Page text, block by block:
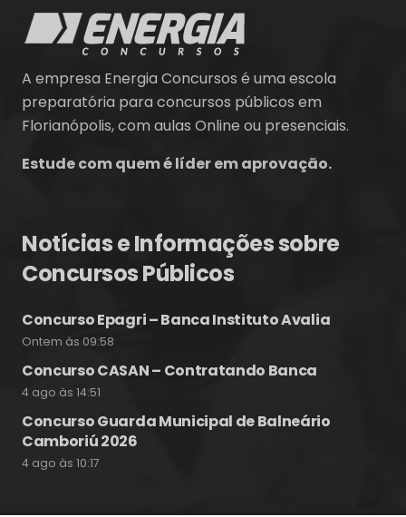
A empresa Energia Concursos é uma escola
preparatória para concursos públicos em
Florianópolis, com aulas Online ou presenciais.
Estude com quem é líder em aprovação.
Notícias e Informações sobre
Concursos Públicos
Concurso Epagri – Banca Instituto Avalia
Ontem às 09:58
Concurso CASAN – Contratando Banca
4 ago às 14:51
Concurso Guarda Municipal de Balneário
Camboriú 2026
4 ago às 10:17